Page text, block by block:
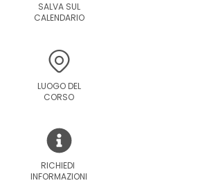
SALVA SUL
CALENDARIO
LUOGO DEL
CORSO
RICHIEDI
INFORMAZIONI